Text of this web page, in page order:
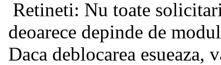
Retineti: Nu toate
deoarece depinde de
Daca deblocarea